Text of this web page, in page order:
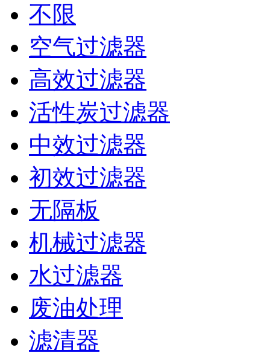
不限
空气过滤器
高效过滤器
活性炭过滤器
中效过滤器
初效过滤器
无隔板
机械过滤器
水过滤器
废油处理
滤清器